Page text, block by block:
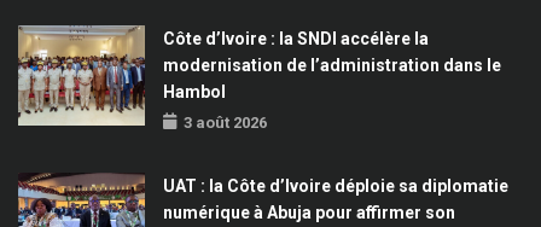
Côte d’Ivoire : la SNDI accélère la
modernisation de l’administration dans le
Hambol
3 août 2026
UAT : la Côte d’Ivoire déploie sa diplomatie
numérique à Abuja pour affirmer son